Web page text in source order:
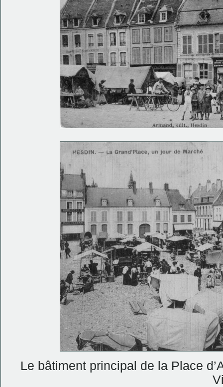
Le bâtiment principal de la Place